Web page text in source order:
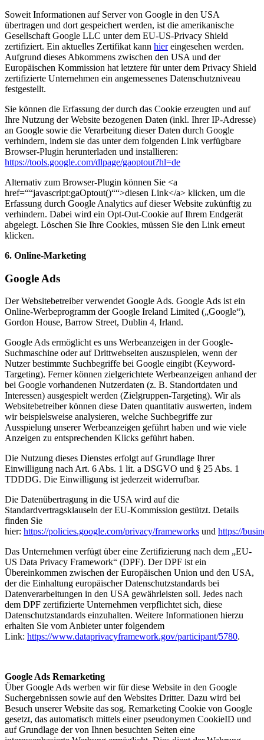
Soweit Informationen auf Server von Google in den USA
übertragen und dort gespeichert werden, ist die amerikanische
Gesellschaft Google LLC unter dem EU-US-Privacy Shield
zertifiziert. Ein aktuelles Zertifikat kann hiereingesehen werden.
Aufgrund dieses Abkommens zwischen den USA und der
Europäischen Kommission hat letztere für unter dem Privacy Shield
zertifizierte Unternehmen ein angemessenes Datenschutzniveau
festgestellt.
Sie können die Erfassung der durch das Cookie erzeugten und auf
Ihre Nutzung der Website bezogenen Daten (inkl. Ihrer IP-Adresse)
an Google sowie die Verarbeitung dieser Daten durch Google
verhindern, indem sie das unter dem folgenden Link verfügbare
Browser-Plugin herunterladen und installieren:
https://tools.google.com/dlpage/gaoptout?hl=de
Alternativ zum Browser-Plugin können Sie <a
href=““javascript:gaOptout()““>diesen Link</a> klicken, um die
Erfassung durch Google Analytics auf dieser Website zukünftig zu
verhindern. Dabei wird ein Opt-Out-Cookie auf Ihrem Endgerät
abgelegt. Löschen Sie Ihre Cookies, müssen Sie den Link erneut
klicken.
6. Online-Marketing
Google Ads
Der Websitebetreiber verwendet Google Ads. Google Ads ist ein
Online-Werbeprogramm der Google Ireland Limited („Google“),
Gordon House, Barrow Street, Dublin 4, Irland.
Google Ads ermöglicht es uns Werbeanzeigen in der Google-
Suchmaschine oder auf Drittwebseiten auszuspielen, wenn der
Nutzer bestimmte Suchbegriffe bei Google eingibt (Keyword-
Targeting). Ferner können zielgerichtete Werbeanzeigen anhand der
bei Google vorhandenen Nutzerdaten (z. B. Standortdaten und
Interessen) ausgespielt werden (Zielgruppen-Targeting). Wir als
Websitebetreiber können diese Daten quantitativ auswerten, indem
wir beispielsweise analysieren, welche Suchbegriffe zur
Ausspielung unserer Werbeanzeigen geführt haben und wie viele
Anzeigen zu entsprechenden Klicks geführt haben.
Die Nutzung dieses Dienstes erfolgt auf Grundlage Ihrer
Einwilligung nach Art. 6 Abs. 1 lit. a DSGVO und § 25 Abs. 1
TDDDG. Die Einwilligung ist jederzeit widerrufbar.
Die Datenübertragung in die USA wird auf die
Standardvertragsklauseln der EU-Kommission gestützt. Details
finden Sie
hier: https://policies.google.com/privacy/frameworks und https://
Das Unternehmen verfügt über eine Zertifizierung nach dem „EU-
US Data Privacy Framework“ (DPF). Der DPF ist ein
Übereinkommen zwischen der Europäischen Union und den USA,
der die Einhaltung europäischer Datenschutzstandards bei
Datenverarbeitungen in den USA gewährleisten soll. Jedes nach
dem DPF zertifizierte Unternehmen verpflichtet sich, diese
Datenschutzstandards einzuhalten. Weitere Informationen hierzu
erhalten Sie vom Anbieter unter folgendem
Link: https://www.dataprivacyframework.gov/participant/5780.
Google Ads Remarketing
Über Google Ads werben wir für diese Website in den Google
Suchergebnissen sowie auf den Websites Dritter. Dazu wird bei
Besuch unserer Website das sog. Remarketing Cookie von Google
gesetzt, das automatisch mittels einer pseudonymen CookieID und
auf Grundlage der von Ihnen besuchten Seiten eine